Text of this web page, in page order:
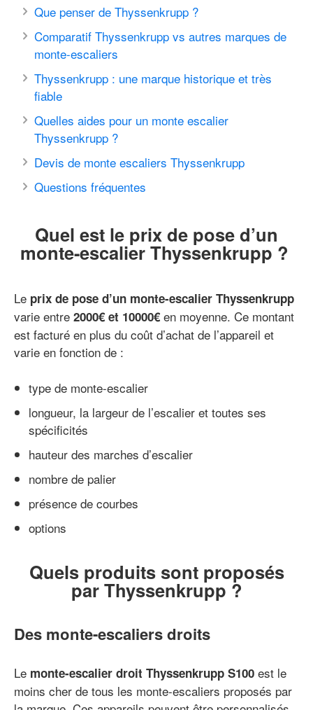
Que penser de Thyssenkrupp ?
Comparatif Thyssenkrupp vs autres marques de
monte-escaliers
Thyssenkrupp : une marque historique et très
fiable
Quelles aides pour un monte escalier
Thyssenkrupp ?
Devis de monte escaliers Thyssenkrupp
Questions fréquentes
Quel est le prix de pose d’un
monte-escalier Thyssenkrupp ?
Le prix de pose d’un monte-escalier Thyssenkrupp
varie entre 2000€ et 10000€ en moyenne. Ce montant
est facturé en plus du coût d’achat de l’appareil et
varie en fonction de :
type de monte-escalier
longueur, la largeur de l’escalier et toutes ses
spécificités
hauteur des marches d’escalier
nombre de palier
présence de courbes
options
Quels produits sont proposés
par Thyssenkrupp ?
Des monte-escaliers droits
Le monte-escalier droit Thyssenkrupp S100 est le
moins cher de tous les monte-escaliers proposés par